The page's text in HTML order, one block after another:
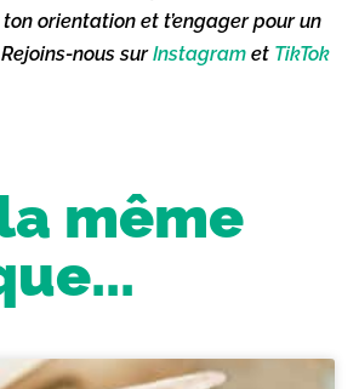
orientation et t’engager pour un
nous surInstagram et TikTok
même